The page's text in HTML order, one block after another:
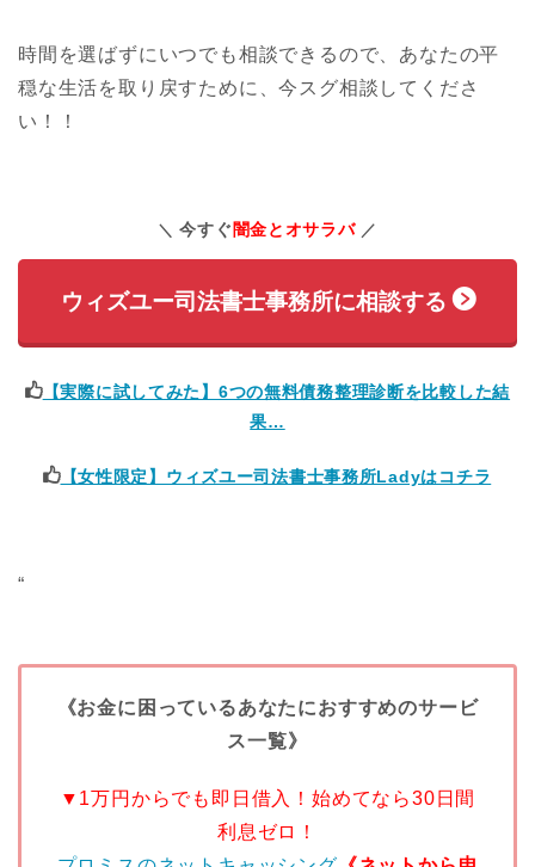
時間を選ばずにいつでも相談できるので、あなたの平
穏な生活を取り戻すために、今スグ相談してくださ
い！！
今すぐ 闇金とオサラバ
ウィズユー司法書士事務所に相談する
【実際に試してみた】6つの無料債務整理診断を比較した結
果…
【女性限定】ウィズユー司法書士事務所Ladyはコチラ
“
《お金に困っているあなたにおすすめのサービ
ス一覧》
▼1万円からでも即日借入！始めてなら30日間
利息ゼロ！